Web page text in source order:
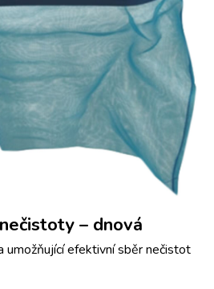
– dnová
umožňující efektivní sběr nečistot